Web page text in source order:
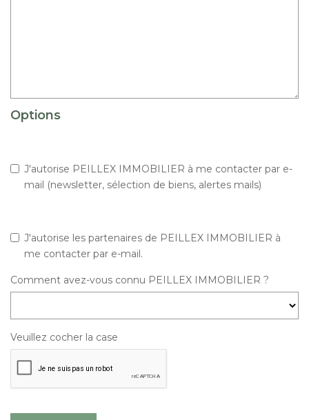
Options
J'autorise PEILLEX IMMOBILIER à me contacter par e-
mail (newsletter, sélection de biens, alertes mails)
J'autorise les partenaires de PEILLEX IMMOBILIER à
me contacter par e-mail.
Comment avez-vous connu PEILLEX IMMOBILIER ?
Veuillez cocher la case